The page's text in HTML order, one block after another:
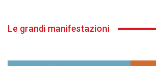
Le grandi manifestazioni